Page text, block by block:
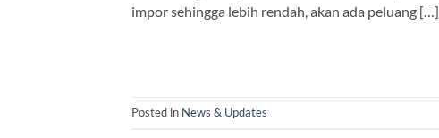
impor sehingga lebih rendah, akan ada peluang […]
Posted in News & Updates